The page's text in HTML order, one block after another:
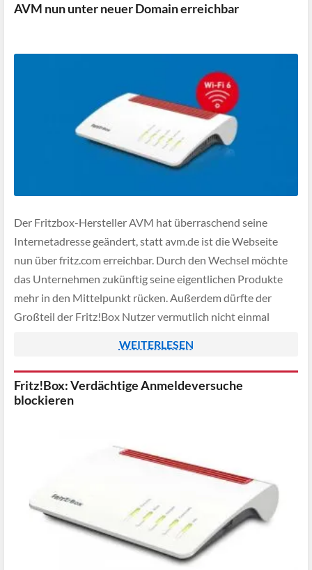
AVM nun unter neuer Domain erreichbar
Der Fritzbox-Hersteller AVM hat überraschend seine
Internetadresse geändert, statt avm.de ist die Webseite
nun über fritz.com erreichbar. Durch den Wechsel möchte
das Unternehmen zukünftig seine eigentlichen Produkte
mehr in den Mittelpunkt rücken. Außerdem dürfte der
Großteil der Fritz!Box Nutzer vermutlich nicht einmal
das "Fritz" Branding, nun auch […]
WEITERLESEN
Fritz!Box: Verdächtige Anmeldeversuche
blockieren